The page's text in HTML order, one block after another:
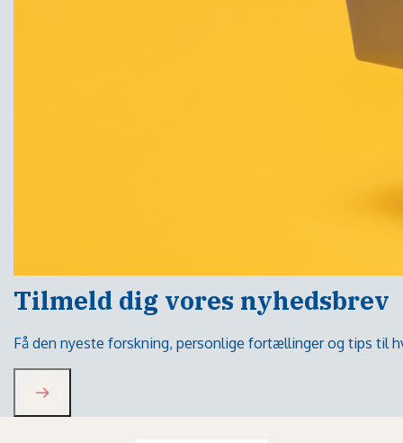
Tilmeld dig vores nyhedsbrev
Få den nyeste forskning, personlige fortællinger og tips til